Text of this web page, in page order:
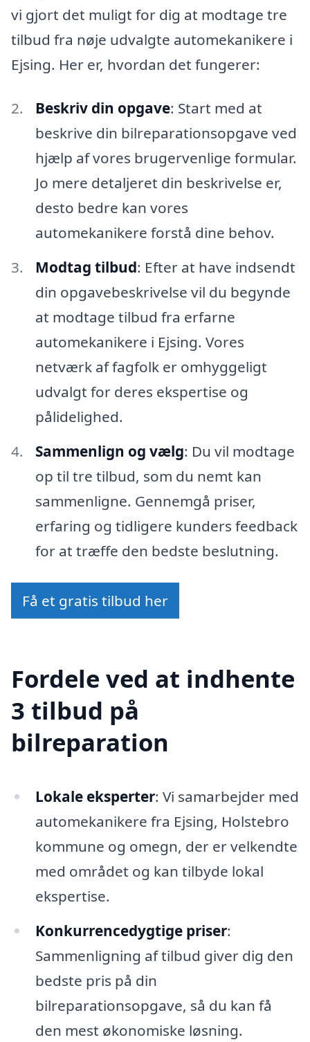
vi gjort det muligt for dig at modtage tre
tilbud fra nøje udvalgte automekanikere i
Ejsing. Her er, hvordan det fungerer:
Beskriv din opgave: Start med at
beskrive din bilreparationsopgave ved
hjælp af vores brugervenlige formular.
Jo mere detaljeret din beskrivelse er,
desto bedre kan vores
automekanikere forstå dine behov.
Modtag tilbud: Efter at have indsendt
din opgavebeskrivelse vil du begynde
at modtage tilbud fra erfarne
automekanikere i Ejsing. Vores
netværk af fagfolk er omhyggeligt
udvalgt for deres ekspertise og
pålidelighed.
Sammenlign og vælg: Du vil modtage
op til tre tilbud, som du nemt kan
sammenligne. Gennemgå priser,
erfaring og tidligere kunders feedback
for at træffe den bedste beslutning.
Få et gratis tilbud her
Fordele ved at indhente
3 tilbud på
bilreparation
Lokale eksperter: Vi samarbejder med
automekanikere fra Ejsing, Holstebro
kommune og omegn, der er velkendte
med området og kan tilbyde lokal
ekspertise.
Konkurrencedygtige priser:
Sammenligning af tilbud giver dig den
bedste pris på din
bilreparationsopgave, så du kan få
den mest økonomiske løsning.